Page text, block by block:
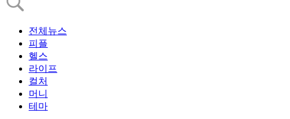
전체뉴스
피플
헬스
라이프
컬처
머니
테마